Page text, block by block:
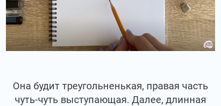
Она будит треугольненькая, правая часть
чуть-чуть выступающая. Далее, длинная